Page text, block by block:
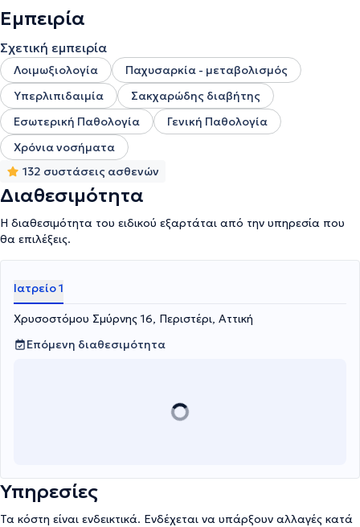
ουροποιητικού συστήματος.Τέλος,έχει παρουσία σε Συνέδρια της
Εσωτερικής Παθολογίας,με σκοπό τη συνεχή επιμόρφωσή της σε
θέματα υγείας.
Εμπειρία
Σχετική εμπειρία
Λοιμωξιολογία
Παχυσαρκία - μεταβολισμός
Υπερλιπιδαιμία
Σακχαρώδης διαβήτης
Εσωτερική Παθολογία
Γενική Παθολογία
Χρόνια νοσήματα
132 συστάσεις ασθενών
Διαθεσιμότητα
Η διαθεσιμότητα του ειδικού εξαρτάται από την υπηρεσία που
θα επιλέξεις.
Ιατρείο 1
Χρυσοστόμου Σμύρνης 16, Περιστέρι, Αττική
Επόμενη διαθεσιμότητα
Υπηρεσίες
Τα κόστη είναι ενδεικτικά. Ενδέχεται να υπάρξουν αλλαγές κατά